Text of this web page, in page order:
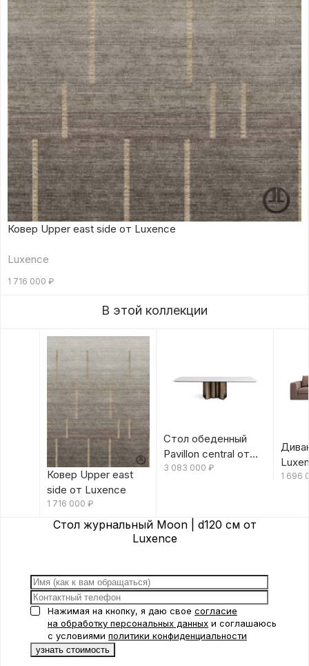
Ковер Upper east side от Luxence
Luxence
1 716 000 ₽
В этой коллекции
Ковер Upper east
side от Luxence
1 716 000 ₽
Стол обеденный
Pavillon central от
Luxence
3 083 000 ₽
1 696
Стол журнальный Moon | d120 см от
Luxence
Нажимая на кнопку, я даю свое согласие
на обработку персональных данных и соглашаюсь
с условиями политики конфиденциальности